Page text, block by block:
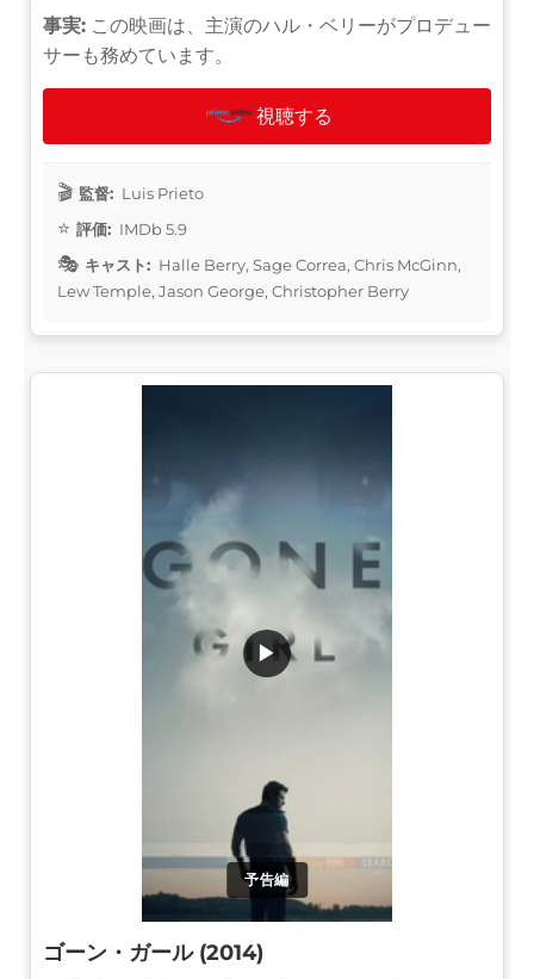
事実: この映画は、主演のハル・ベリーがプロデュー
サーも務めています。
視聴する
監督: Luis Prieto
評価: IMDb 5.9
キャスト: Halle Berry, Sage Correa, Chris McGinn,
Lew Temple, Jason George, Christopher Berry
予告編
▶
ゴーン・ガール (2014)